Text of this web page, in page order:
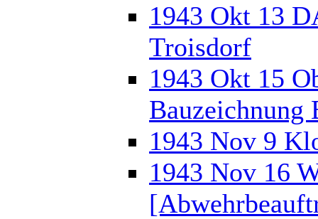
1943 Okt 13
Troisdorf
1943 Okt 15
Bauzeichnung
1943 Nov 9
1943 Nov 16